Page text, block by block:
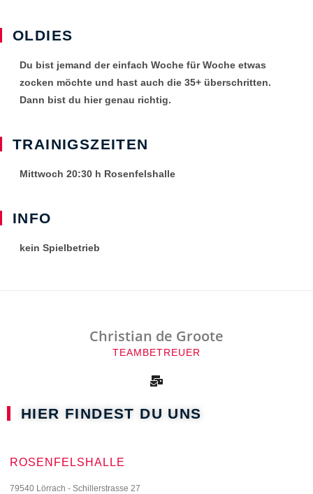
OLDIES
Du bist jemand der einfach Woche für Woche etwas
zocken möchte und hast auch die 35+ überschritten.
Dann bist du hier genau richtig.
TRAINIGSZEITEN
Mittwoch 20:30 h Rosenfelshalle
INFO
kein Spielbetrieb
Christian de Groote
TEAMBETREUER
HIER FINDEST DU UNS
ROSENFELSHALLE
79540 Lörrach - Schillerstrasse 27